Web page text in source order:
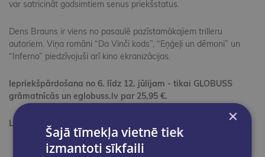
var satricināt gadsimtiem senus priekšstatus.
Dens Brauns ir viens no pasaulē pazīstamākajiem trilleru
autoriem. Viņa romāni “Da Vinči kods”, “Eņģeļi un dēmoni” un
“Inferno” piedzīvojuši arī kino ekranizācijas.
Iepriekšpārdošana no 6. līdz 12. jūlijam - tikai GLOBUSS
grāmatnīcās un eglobuss.lv par 25,95 €.
Lai iegādāties e-veikalā ×
Šajā tīmekļa vietnē tiek
izmantoti sīkfaili